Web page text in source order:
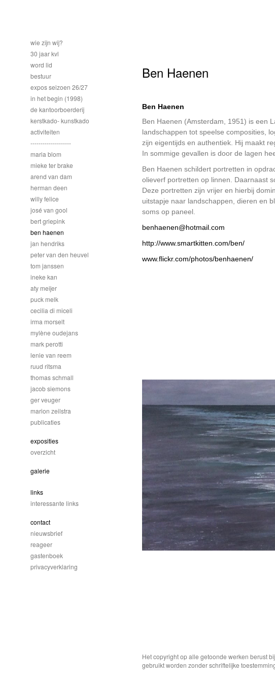
Ben Haenen
Ben Haenen
Ben Haenen (Amsterdam, 1951) is een
landschappen tot speelse composities,
zijn eigentijds en authentiek. Hij maakt
In sommige gevallen is door de lagen
Ben Haenen schildert portretten in
olieverf portretten op linnen. Daarnaast
Deze portretten zijn vrijer en hierbij
uitstapje naar landschappen, dieren en
soms op paneel.
benhaenen@hotmail.com
http://www.smartkitten.com/ben/
www.flickr.com/photos/benhaenen/
wie zijn wij?
30 jaar kvl
word lid
bestuur
expos seizoen 26/27
in het begin (1998)
de kantoorboerderij
kerstkado- kunstkado
activiteiten
--------------------
maria blom
mieke ter brake
arend van dam
herman deen
willy felice
josé van gool
bert griepink
ben haenen
jan hendriks
peter van den heuvel
tom janssen
ineke kan
aty meijer
puck melk
cecilia di miceli
irma morselt
mylène oudejans
mark perotti
lenie van reem
ruud ritsma
thomas schmall
jacob siemons
ger veuger
marion zeilstra
publicaties
exposities
overzicht
galerie
links
interessante links
contact
nieuwsbrief
reageer
gastenboek
privacyverklaring
Het copyright op alle getoonde werken berust
gebruikt worden zonder schriftelijke